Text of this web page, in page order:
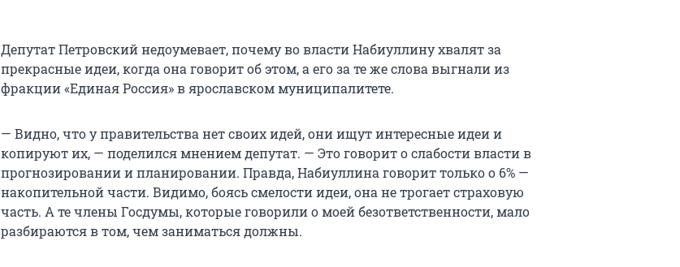
Депутат Петровский недоумевает, почему во власти Набиуллину хвалят за
прекрасные идеи, когда она говорит об этом, а его за те же слова выгнали из
фракции «Единая Россия» в ярославском муниципалитете.
— Видно, что у правительства нет своих идей, они ищут интересные идеи и
копируют их, — поделился мнением депутат. — Это говорит о слабости власти в
прогнозировании и планировании. Правда, Набиуллина говорит только о 6% —
накопительной части. Видимо, боясь смелости идеи, она не трогает страховую
часть. А те члены Госдумы, которые говорили о моей безответственности, мало
разбираются в том, чем заниматься должны.